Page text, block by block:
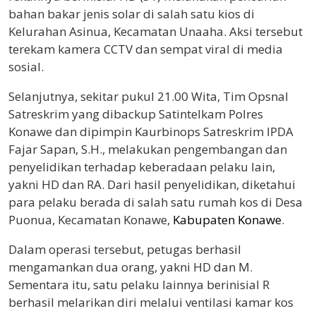
bahan bakar jenis solar di salah satu kios di
Kelurahan Asinua, Kecamatan Unaaha. Aksi tersebut
terekam kamera CCTV dan sempat viral di media
sosial.
Selanjutnya, sekitar pukul 21.00 Wita, Tim Opsnal
Satreskrim yang dibackup Satintelkam Polres
Konawe dan dipimpin Kaurbinops Satreskrim IPDA
Fajar Sapan, S.H., melakukan pengembangan dan
penyelidikan terhadap keberadaan pelaku lain,
yakni HD dan RA. Dari hasil penyelidikan, diketahui
para pelaku berada di salah satu rumah kos di Desa
Puonua, Kecamatan Konawe, Kabupaten Konawe.
Dalam operasi tersebut, petugas berhasil
mengamankan dua orang, yakni HD dan M.
Sementara itu, satu pelaku lainnya berinisial R
berhasil melarikan diri melalui ventilasi kamar kos